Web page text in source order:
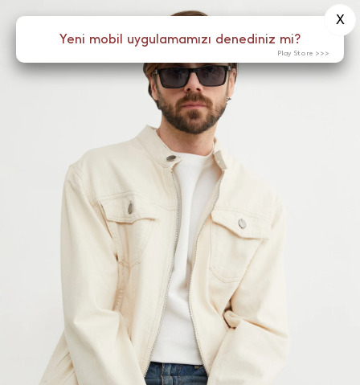
Menü
Yeni mobil uygulamamızı denediniz mi?
X
Play Store >>>